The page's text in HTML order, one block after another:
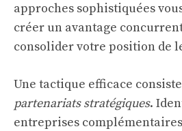
approches sophistiquées
créer un avantage
consolider votre position de
Une tactique efficace
partenariats stratégiques.
entreprises